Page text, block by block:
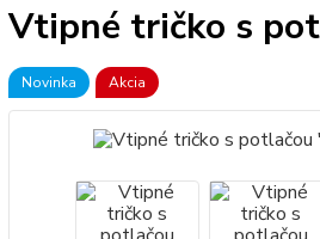
Vtipné tričko s
Novinka Akcia